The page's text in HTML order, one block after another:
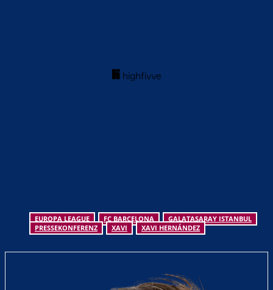
EUROPA LEAGUE FC BARCELONA
GALATASARAY ISTANBUL
PRESSEKONFERENZ
XAVI XAVI HERNÁNDEZ